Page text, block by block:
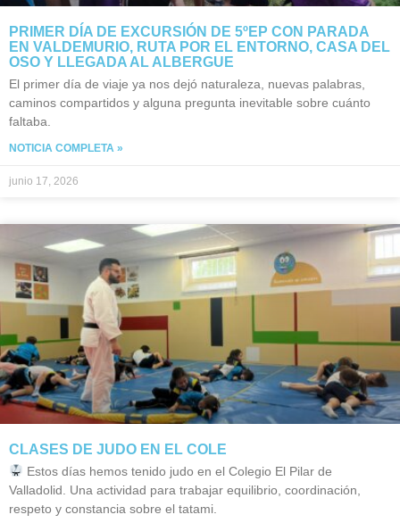
PRIMER DÍA DE EXCURSIÓN DE 5ºEP CON PARADA
EN VALDEMURIO, RUTA POR EL ENTORNO, CASA DEL
OSO Y LLEGADA AL ALBERGUE
El primer día de viaje ya nos dejó naturaleza, nuevas palabras,
caminos compartidos y alguna pregunta inevitable sobre cuánto
faltaba.
NOTICIA COMPLETA »
junio 17, 2026
CLASES DE JUDO EN EL COLE
Estos días hemos tenido judo en el Colegio El Pilar de
Valladolid. Una actividad para trabajar equilibrio, coordinación,
respeto y constancia sobre el tatami.